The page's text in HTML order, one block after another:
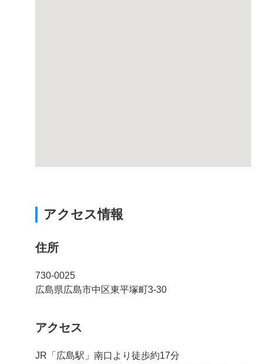
アクセス情報
住所
730-0025
広島県広島市中区東平塚町3-30
アクセス
JR「広島駅」南口より徒歩約17分